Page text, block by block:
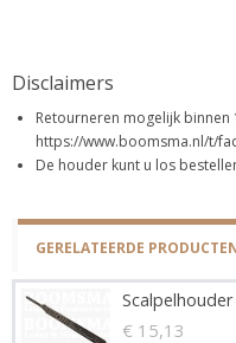
Disclaimers
Retourneren mogelijk
https://www.boomsma.nl/t/
De houder kunt u los
GERELATEERDE
Scalpelhouder
€ 15,13